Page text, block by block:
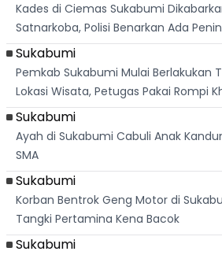
Kades di Ciemas Sukabumi
Satnarkoba, Polisi Benarkan Ada
Sukabumi
Pemkab Sukabumi Mulai Berlakukan
Lokasi Wisata, Petugas Pakai Rompi
Sukabumi
Ayah di Sukabumi Cabuli Anak
SMA
Sukabumi
Korban Bentrok Geng Motor di
Tangki Pertamina Kena Bacok
Sukabumi